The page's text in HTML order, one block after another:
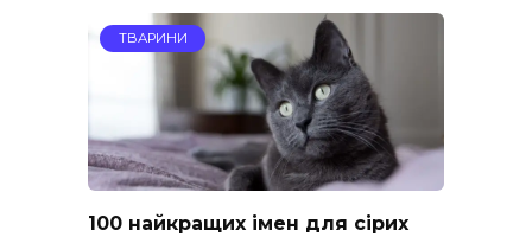
ТВАРИНИ
100 найкращих імен для сірих